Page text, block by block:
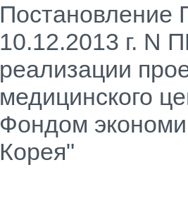
Постановление
10.12.2013 г. N
реализации
медицинского
Фондом
Корея"